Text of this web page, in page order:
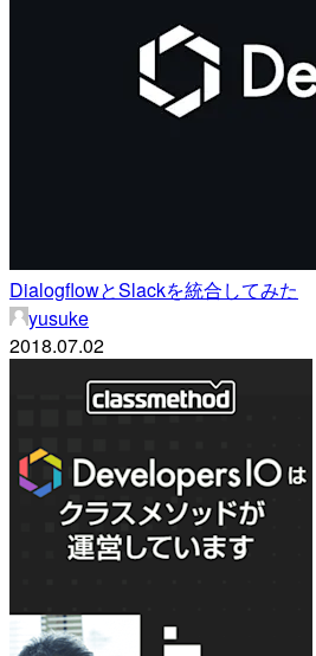
DialogflowとSlackを統合してみた
yusuke
2018.07.02